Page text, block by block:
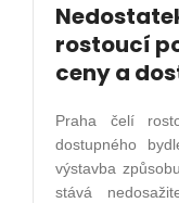
rostoucí
ceny a
Praha čelí
dostupného
výstavba
stává